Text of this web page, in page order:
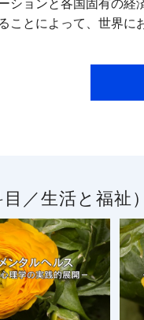
ションと各国固有の
とによって、世界
／生活と福祉）